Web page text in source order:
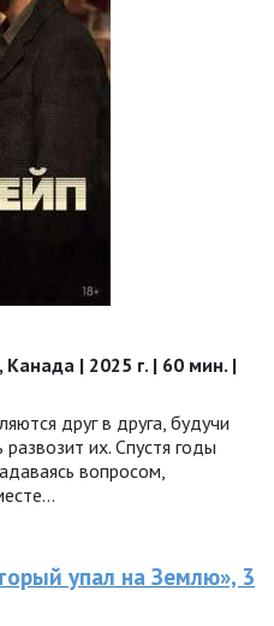
| 2025 г. | 60 мин. |
друг в друга, будучи
их. Спустя годы
вопросом,
упал на Землю», 3